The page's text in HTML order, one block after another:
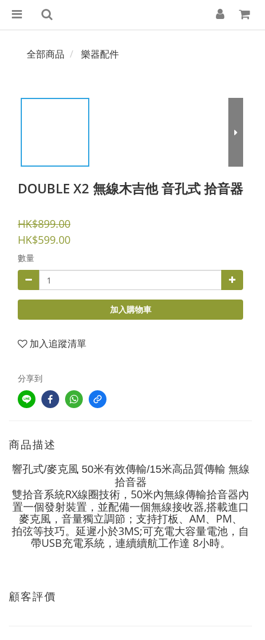
全部商品 樂器配件
DOUBLE X2 無線木吉他 音孔式 拾音器
HK$899.00
HK$599.00
數量
加入購物車
加入追蹤清單
分享到
商品描述
響孔式/麥克風 50米有效傳輸/15米高品質傳輸 無線
拾音器
雙拾音系統RX線圈技術，50米內無線傳輸拾音器內
置一個發射裝置，並配備一個無線接收器,搭載進口
麥克風，音量獨立調節；支持打板、AM、PM、
拍弦等技巧。延遲小於3MS;可充電大容量電池，自
帶USB充電系統，連續續航工作達 8小時。
顧客評價